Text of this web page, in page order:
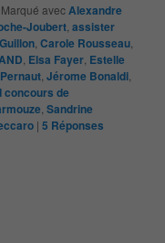
Marqué avecAlexandre
Joubert ,assister
,Carole Rousseau
Elsa Fayer Estelle
,Jérome Bonaldi
concours de
,Sandrine
|5 Réponses